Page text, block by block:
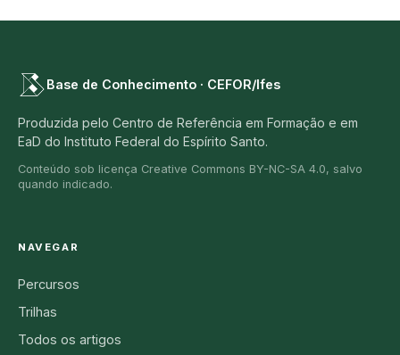
Base de Conhecimento · CEFOR/Ifes
Produzida pelo Centro de Referência em Formação e em
EaD do Instituto Federal do Espírito Santo.
Conteúdo sob licença Creative Commons BY-NC-SA 4.0, salvo
quando indicado.
NAVEGAR
Percursos
Trilhas
Todos os artigos